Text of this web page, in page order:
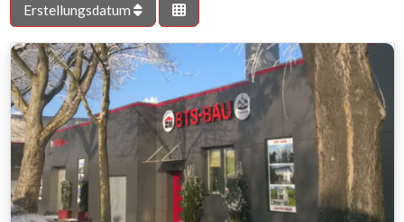
Erstellungsdatum